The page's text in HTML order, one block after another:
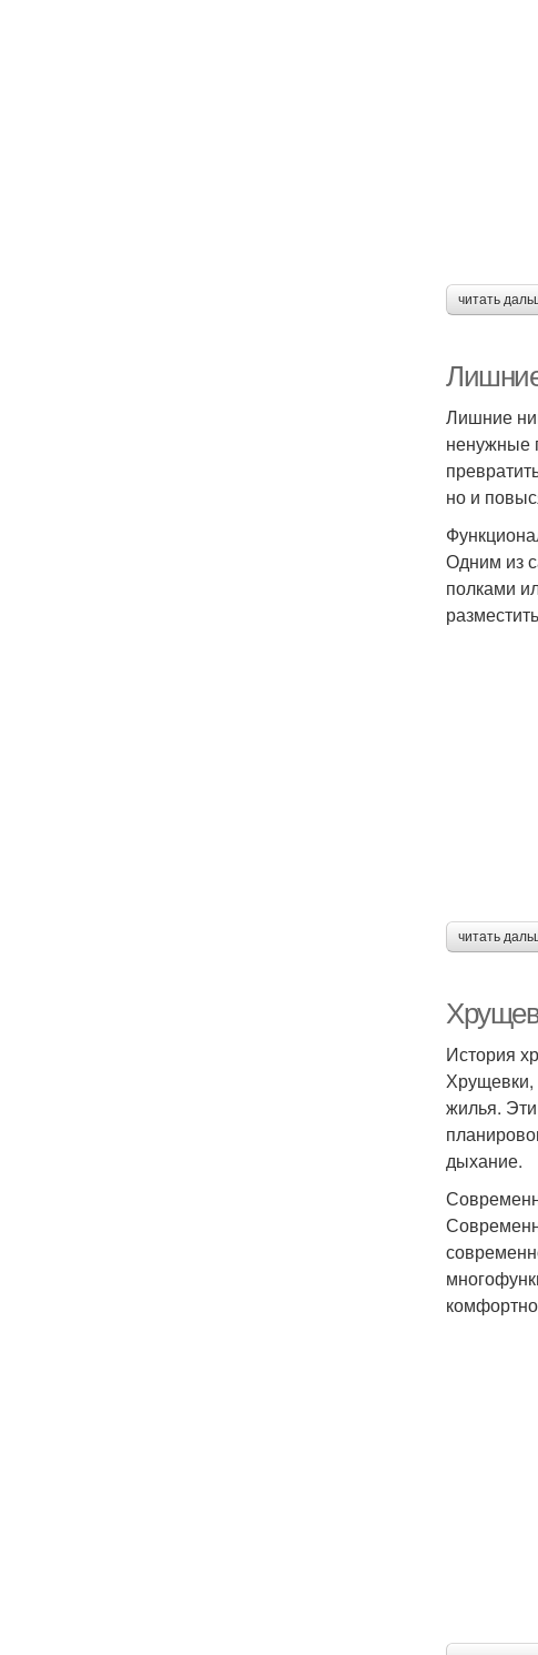
читать
Лишние
ненужные
но и
Одним из
полками
читать
История
Хрущевки,
жилья.
дыхание.